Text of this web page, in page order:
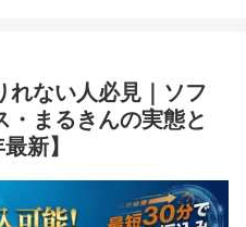
れない人必見｜ソフ
・まるきんの実態と
新】